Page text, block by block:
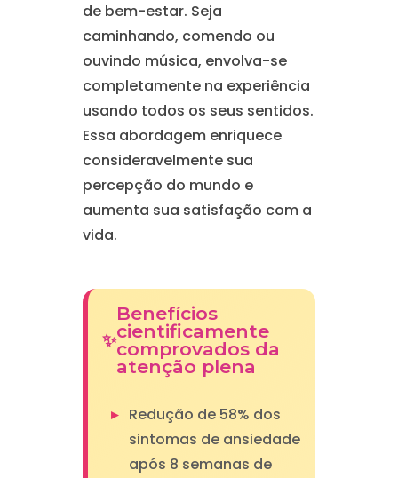
de bem-estar. Seja
caminhando, comendo ou
ouvindo música, envolva-se
completamente na experiência
usando todos os seus sentidos.
Essa abordagem enriquece
consideravelmente sua
percepção do mundo e
aumenta sua satisfação com a
vida.
Benefícios
cientificamente
comprovados da
atenção plena
Redução de 58% dos
sintomas de ansiedade
após 8 semanas de